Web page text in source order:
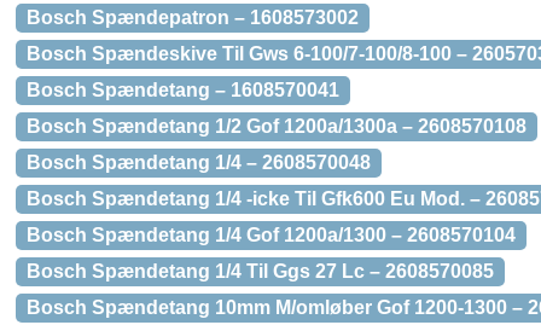
Bosch Spændepatron – 1608573002
Bosch Spændeskive Til Gws 6-100/7-100/8-100 –
Bosch Spændetang – 1608570041
Bosch Spændetang 1/2 Gof 1200a/1300a – 2608570108
Bosch Spændetang 1/4 – 2608570048
Bosch Spændetang 1/4 -icke Til Gfk600 Eu Mod. –
Bosch Spændetang 1/4 Gof 1200a/1300 – 2608570104
Bosch Spændetang 1/4 Til Ggs 27 Lc – 2608570085
Bosch Spændetang 10mm M/omløber Gof 1200-1300 –